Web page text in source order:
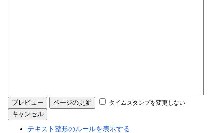
タイムスタンプを変更しない
テキスト整形のルールを表示する